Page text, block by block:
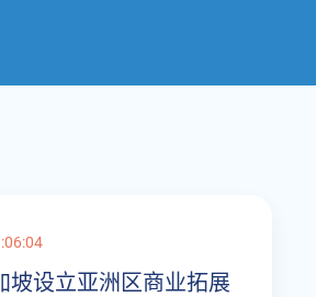
坡设立亚洲区商业拓展